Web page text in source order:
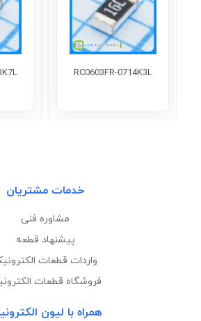
RC0603FR-0714K3L
خدمات مشتریان
مشاوره فنی
پیشنهاد قطعه
واردات قطعات
فروشگاه قطعات
همراه با لیون